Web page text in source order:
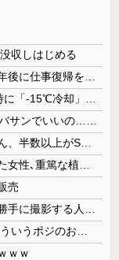
収しはじめる
売
ｗｗ